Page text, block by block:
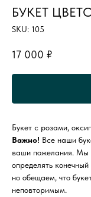
БУКЕТ
SKU: 105
17 000 ₽
Букет с розами,
Важно! Все наши
ваши пожелания. Мы
определять конечный
но обещаем, что
неповторимым.